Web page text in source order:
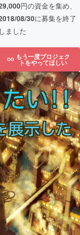
円の資金を集め、
08/30に募集を終了
しました
もう一度プロジェク
トをやってほしい